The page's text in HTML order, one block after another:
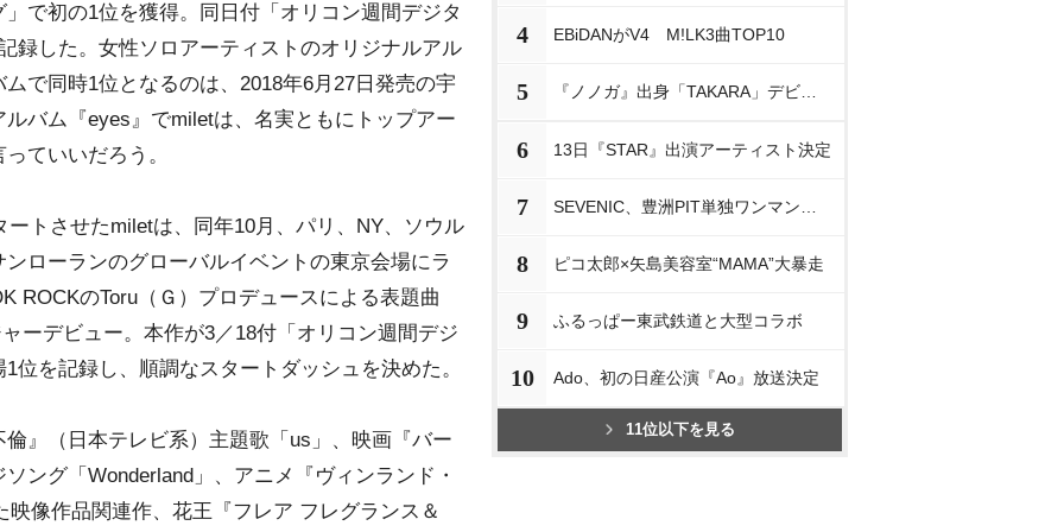
で初の1位を獲得。同日付「オリコン週間デジタ
録した。女性ソロアーティストのオリジナルアル
で同時1位となるのは、2018年6月27日発売の宇
バム『eyes』でmiletは、名実ともにトップアー
ていいだろう。
トさせたmiletは、同年10月、パリ、NY、ソウル
ローランのグローバルイベントの東京会場にラ
ROCKのToru（Ｇ）プロデュースによる表題曲
ーデビュー。本作が3／18付「オリコン週間デジ
位を記録し、順調なスタートダッシュを決めた。
』（日本テレビ系）主題歌「us」、映画『バー
ング「Wonderland」、アニメ『ヴィンランド・
像作品関連作、花王『フレア フレグランス＆
4 EBiDANがV4 M!LK3曲TOP10
5
6 13日『STAR』出演アーティスト決定
7
8 ピコ太郎×矢島美容室“MAMA”大暴走
9 ふるっぱー東武鉄道と大型コラボ
10 Ado、初の日産公演『Ao』放送決定
11位以下を見る